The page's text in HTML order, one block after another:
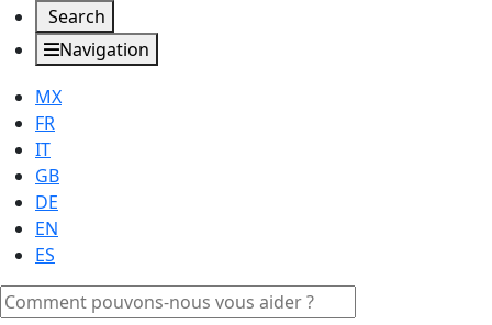
Search
Navigation
MX
FR
IT
GB
DE
EN
ES